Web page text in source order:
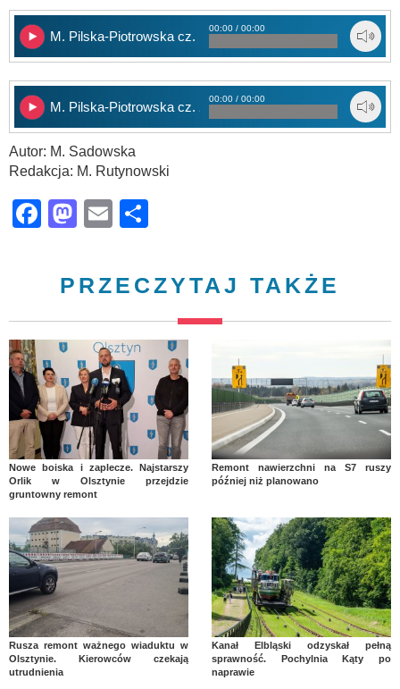
M. Pilska-Piotrowska cz. 1
00:00 / 00:00
M. Pilska-Piotrowska cz. 2
00:00 / 00:00
Autor: M. Sadowska
Redakcja: M. Rutynowski
Facebook
Mastodon
Email
PRZECZYTAJ TAKŻE
Nowe boiska i zaplecze. Najstarszy
Orlik w Olsztynie przejdzie
gruntowny remont
Remont nawierzchni na S7 ruszy
później niż planowano
Rusza remont ważnego wiaduktu w
Olsztynie. Kierowców czekają
utrudnienia
Kanał Elbląski odzyskał pełną
sprawność. Pochylnia Kąty po
naprawie